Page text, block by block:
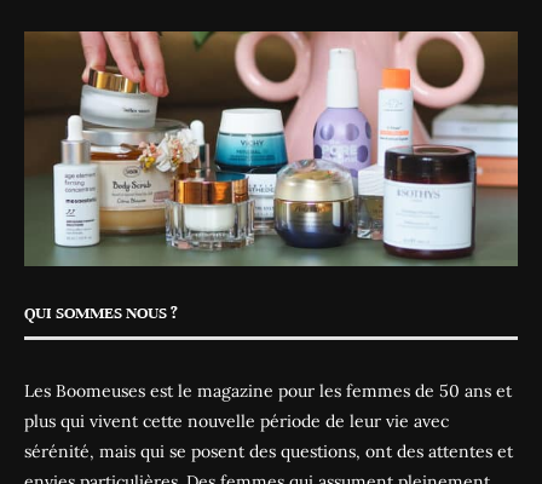
QUI SOMMES NOUS ?
Les Boomeuses est le magazine pour les femmes de 50 ans et
plus qui vivent cette nouvelle période de leur vie avec
sérénité, mais qui se posent des questions, ont des attentes et